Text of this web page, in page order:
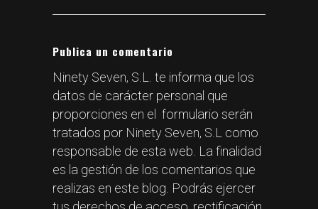
Publica un comentario
Ninety Seven, S.L. te informa que los
datos de carácter personal que
proporciones en el formulario serán
tratados por Ninety Seven, S.L como
responsable de esta web. La finalidad
es la gestión de los comentarios que
realizas en este blog. Podrás ejercer